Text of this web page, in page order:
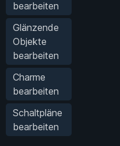
bearbeiten
Glänzende
Objekte
bearbeiten
Charme
bearbeiten
Schaltpläne
bearbeiten